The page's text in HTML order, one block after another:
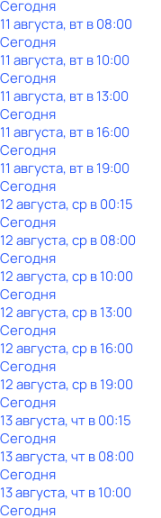
Сегодня
11 августа, вт в 08:00
Сегодня
11 августа, вт в 10:00
Сегодня
11 августа, вт в 13:00
Сегодня
11 августа, вт в 16:00
Сегодня
11 августа, вт в 19:00
Сегодня
12 августа, ср в 00:15
Сегодня
12 августа, ср в 08:00
Сегодня
12 августа, ср в 10:00
Сегодня
12 августа, ср в 13:00
Сегодня
12 августа, ср в 16:00
Сегодня
12 августа, ср в 19:00
Сегодня
13 августа, чт в 00:15
Сегодня
13 августа, чт в 08:00
Сегодня
13 августа, чт в 10:00
Сегодня